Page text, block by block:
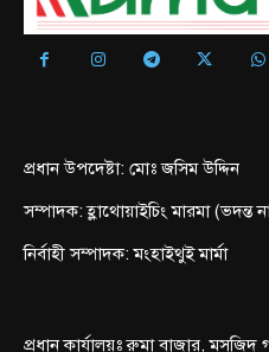
প্রধান উপদেষ্টা: মোঃ জসিম উদ্দিন
সম্পাদক: হ্লাথোয়াইচিং মারমা (ভদন্ত
নির্বাহী সম্পাদক: মংহাইথুই মার্মা
প্রধান কার্যালয়ঃ রুমা বাজার, মসজিদ